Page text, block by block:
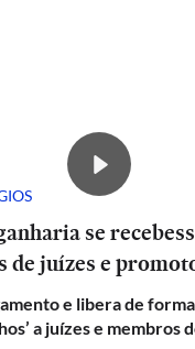
se
de juízes e
e libera de
a juízes e membros